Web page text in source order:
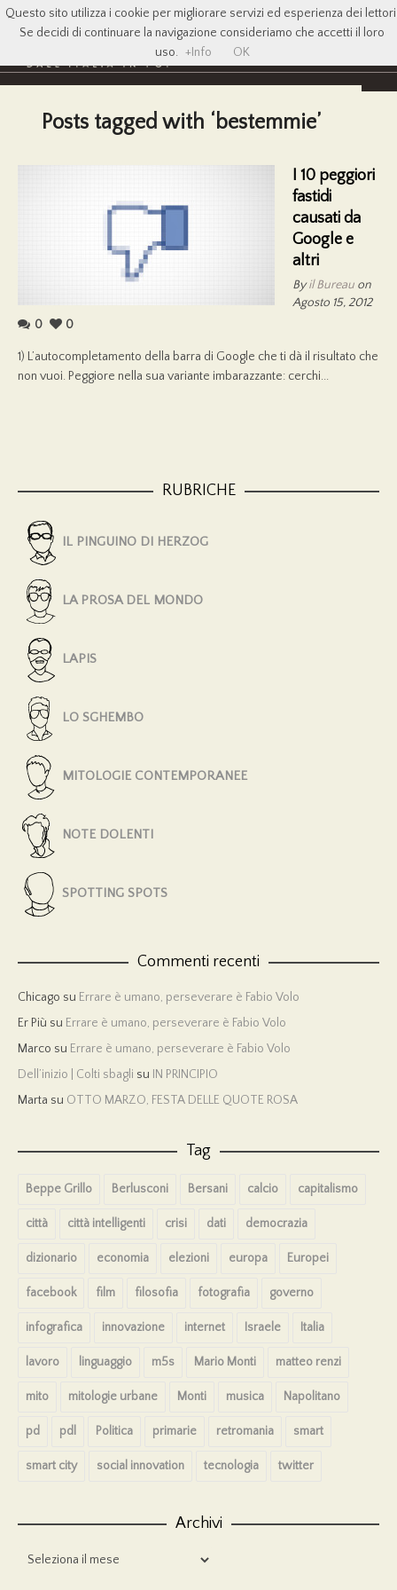
Posts tagged with ‘bestemmie’
I 10 peggiori
fastidi
causati da
Google e
altri
Byil Bureau on
Agosto 15, 2012
0
0
1) L’autocompletamento della barra di Google che ti dà il risultato che
non vuoi. Peggiore nella sua variante imbarazzante: cerchi...
RUBRICHE
IL PINGUINO DI HERZOG
LA PROSA DEL MONDO
LAPIS
LO SGHEMBO
MITOLOGIE CONTEMPORANEE
NOTE DOLENTI
SPOTTING SPOTS
Commenti recenti
Chicago su Errare è umano, perseverare è Fabio Volo
Er Più su Errare è umano, perseverare è Fabio Volo
Marco su Errare è umano, perseverare è Fabio Volo
Dell’inizio | Colti sbagli su IN PRINCIPIO
Marta su OTTO MARZO, FESTA DELLE QUOTE ROSA
Tag
Beppe Grillo Berlusconi Bersani calcio capitalismo
città città intelligenti crisi dati democrazia
dizionario economia elezioni europa Europei
facebook film filosofia fotografia governo
infografica innovazione internet Israele Italia
lavoro linguaggio m5s Mario Monti matteo renzi
mito mitologie urbane Monti musica Napolitano
pd pdl Politica primarie retromania smart
smart city social innovation tecnologia twitter
Archivi
Archivi
Questo sito utilizza i cookie per migliorare servizi ed esperienza dei
Se decidi di continuare la navigazione consideriamo che accetti il loro
uso. +Info OK